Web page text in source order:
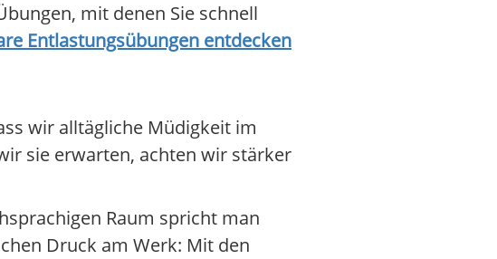
mit denen Sie schnell
Entlastungsübungen entdecken
wir alltägliche Müdigkeit im
sie erwarten, achten wir stärker
Raum spricht man
Druck am Werk: Mit den